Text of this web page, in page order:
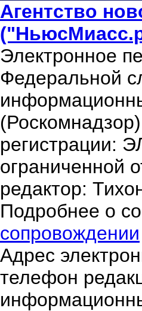
Агентство
Электронное
Федеральной
регистрации:
ограниченной
редактор:
Подробнее о
сопровождении
Адрес
телефон